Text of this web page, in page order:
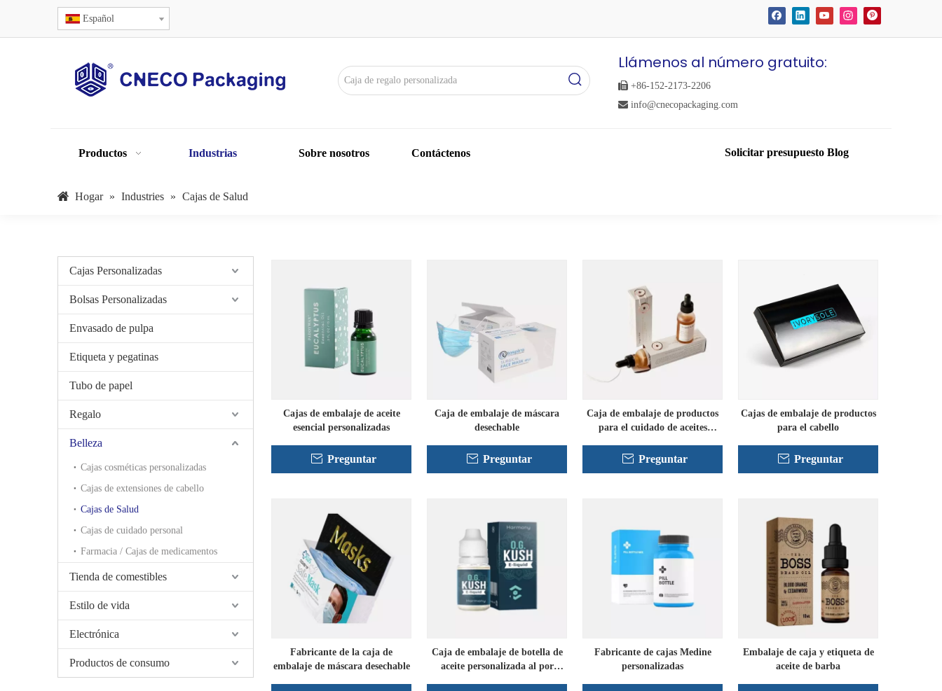
Español
Llámenos al número gratuito:
 +86-152-2173-2206
 info@cnecopackaging.com
Productos Industrias Sobre nosotros Contáctenos Solicitar presupuesto Blog
Hogar » Industries » Cajas de Salud
Cajas Personalizadas
Bolsas Personalizadas
Envasado de pulpa
Etiqueta y pegatinas
Tubo de papel
Regalo
Belleza
Cajas cosméticas personalizadas
Cajas de extensiones de cabello
Cajas de Salud
Cajas de cuidado personal
Farmacia / Cajas de medicamentos
Tienda de comestibles
Estilo de vida
Electrónica
Productos de consumo
Cajas de embalaje de aceite
esencial personalizadas
Preguntar
Caja de embalaje de máscara
desechable
Preguntar
Caja de embalaje de productos
para el cuidado de aceites
Preguntar
Cajas de embalaje de productos
para el cabello
Preguntar
Fabricante de la caja de
embalaje de máscara desechable
Caja de embalaje de botella de
aceite personalizada al por
Fabricante de cajas Medine
personalizadas
Embalaje de caja y etiqueta de
aceite de barba